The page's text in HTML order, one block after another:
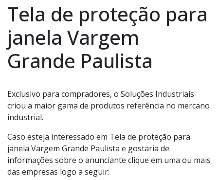
Tela de proteção para
janela Vargem
Grande Paulista
Exclusivo para compradores, o Soluções Industriais
criou a maior gama de produtos referência no mercano
industrial.
Caso esteja interessado em Tela de proteção para
janela Vargem Grande Paulista e gostaria de
informações sobre o anunciante clique em uma ou mais
das empresas logo a seguir: